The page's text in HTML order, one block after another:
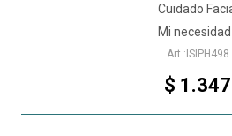
Cuidado
Mi necesidad
ISIPH498
$ 1.347